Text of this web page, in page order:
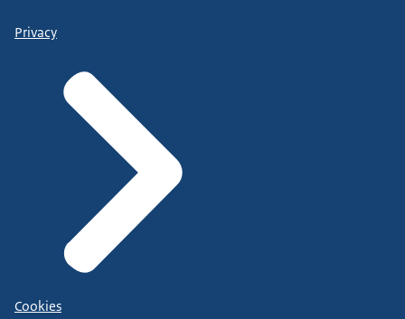
Privacy
Cookies